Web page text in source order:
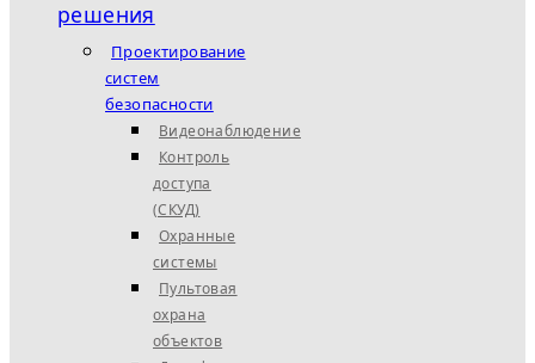
решения
Проектирование
систем
безопасности
Видеонаблюдение
Контроль
доступа
(СКУД)
Охранные
системы
Пультовая
охрана
объектов